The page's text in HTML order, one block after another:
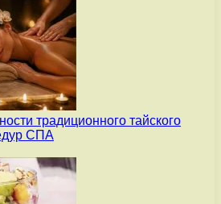
традиционного тайского
СПА